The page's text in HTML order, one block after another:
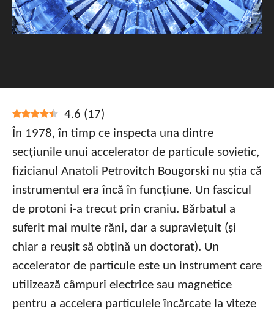
4.6 (17)
În 1978, în timp ce inspecta una dintre
secțiunile unui accelerator de particule sovietic,
fizicianul Anatoli Petrovitch Bougorski nu știa că
instrumentul era încă în funcțiune. Un fascicul
de protoni i-a trecut prin craniu. Bărbatul a
suferit mai multe răni, dar a supraviețuit (și
chiar a reușit să obțină un doctorat). Un
accelerator de particule este un instrument care
utilizează câmpuri electrice sau magnetice
pentru a accelera particulele încărcate la viteze